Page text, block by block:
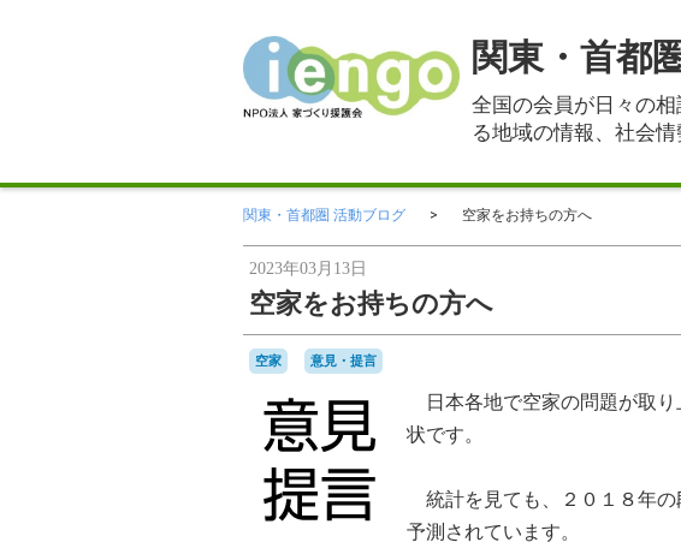
関東・首都
全国の会員が日々の
る地域の情報、社会
関東・首都圏 活動ブログ 空家をお持ちの方へ
2023年03月13日
空家をお持ちの方へ
空家 意見・提言
日本各地で空家の問題が取
状です。
統計を見ても、２０１８年の
予測されています。